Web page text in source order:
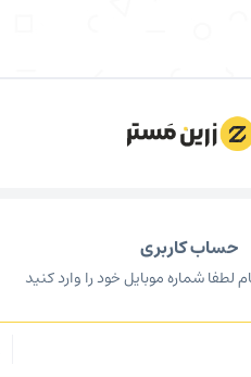
حساب کاربری
لطفا شماره موبایل خود را وارد کنید